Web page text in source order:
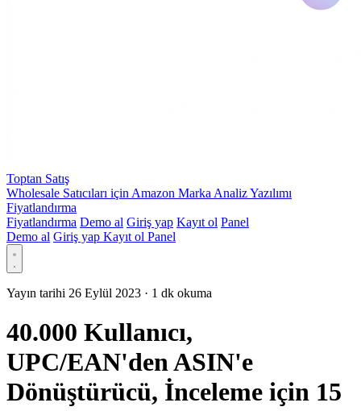
Toptan Satış
Wholesale Satıcıları için Amazon Marka Analiz Yazılımı
Fiyatlandırma
Fiyatlandırma Demo al Giriş yap Kayıt ol Panel
Demo al Giriş yap Kayıt ol Panel
Yayın tarihi 26 Eylül 2023 · 1 dk okuma
40.000 Kullanıcı,
UPC/EAN'den ASIN'e
Dönüştürücü, İnceleme için 15